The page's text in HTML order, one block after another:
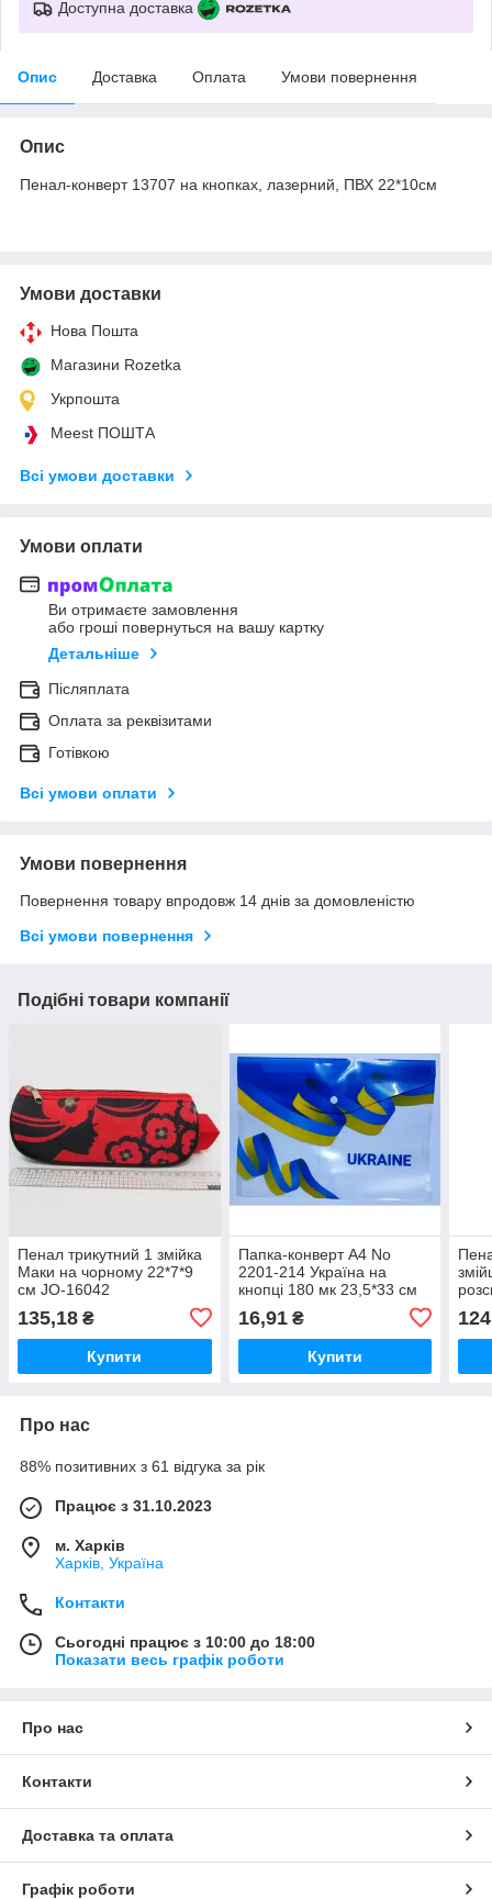
Доступна доставка
Опис Доставка Оплата Умови повернення
Опис
Пенал-конверт 13707 на кнопках, лазерний, ПВХ 22*10см
Умови доставки
Нова Пошта
Магазини Rozetka
Укрпошта
Meest ПОШТА
Всі умови доставки
Умови оплати
Ви отримаєте замовлення
або гроші повернуться на вашу картку
Детальніше
Післяплата
Оплата за реквізитами
Готівкою
Всі умови оплати
Умови повернення
Повернення товару впродовж 14 днів за домовленістю
Всі умови повернення
Подібні товари компанії
Пенал трикутний 1 змійка
Маки на чорному 22*7*9
см JO-16042
135,18 ₴
Купити
Папка-конверт А4 No
2201-214 Україна на
кнопці 180 мк 23,5*33 см
16,91₴
Купити
Про нас
88% позитивних з 61 відгука за рік
Працює з 31.10.2023
м. Харків
Харків, Україна
Контакти
Сьогодні працює з 10:00 до 18:00
Показати весь графік роботи
Про нас
Контакти
Доставка та оплата
Графік роботи